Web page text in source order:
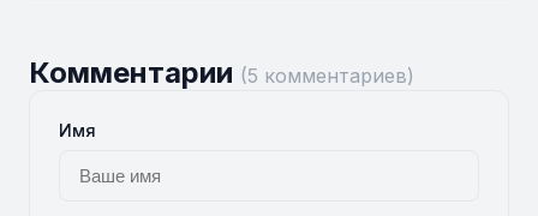
Комментарии (5 комментариев)
Имя